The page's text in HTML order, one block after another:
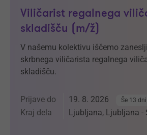
Viličarist regalnega
skladišču (m/ž)
V našemu kolektivu iščemo
skrbnega viličarista regalnega
skladišču.
Prijave do 19. 8. 2026 Še 13 dni
Kraj dela Ljubljana, Ljubljana -